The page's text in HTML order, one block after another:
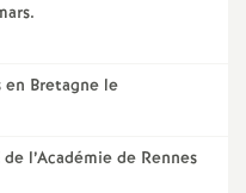
en Bretagne le
l’Académie de Rennes